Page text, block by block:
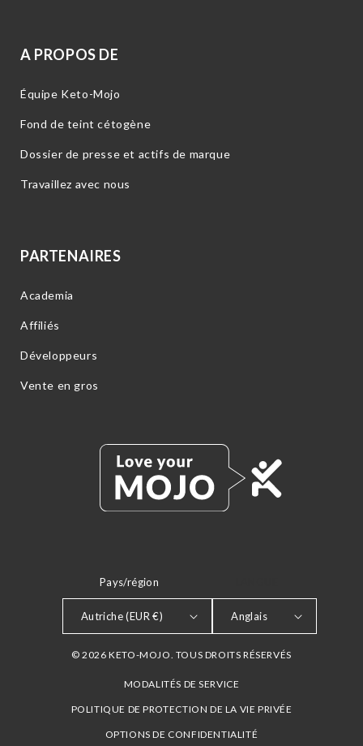
A PROPOS DE
Équipe Keto-Mojo
Fond de teint cétogène
Dossier de presse et actifs de marque
Travaillez avec nous
PARTENAIRES
Academia
Affiliés
Développeurs
Vente en gros
Pays/région
Autriche (EUR €) Anglais
© 2026 KETO-MOJO. TOUS DROITS RÉSERVÉS
MODALITÉS DE SERVICE
POLITIQUE DE PROTECTION DE LA VIE PRIVÉE
OPTIONS DE CONFIDENTIALITÉ